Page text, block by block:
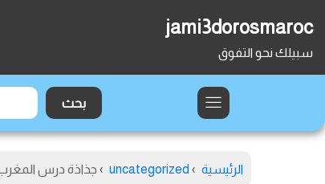
jami3dorosmaroc
سبيلك نحو التفوق
الرئيسية ›
uncategorized
› جذاذة درس المغرب